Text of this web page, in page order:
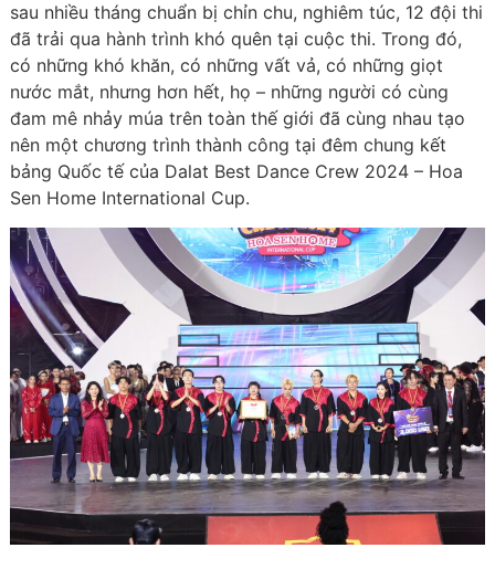
sau nhiều tháng chuẩn bị chỉn chu, nghiêm túc, 12 đội thi
đã trải qua hành trình khó quên tại cuộc thi. Trong đó,
có những khó khăn, có những vất vả, có những giọt
nước mắt, nhưng hơn hết, họ – những người có cùng
đam mê nhảy múa trên toàn thế giới đã cùng nhau tạo
nên một chương trình thành công tại đêm chung kết
bảng Quốc tế của Dalat Best Dance Crew 2024 – Hoa
Sen Home International Cup.